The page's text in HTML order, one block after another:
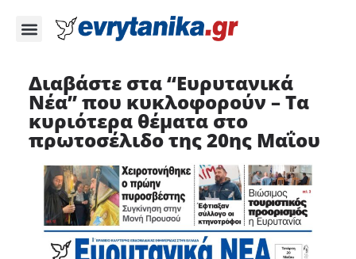
Διαβάστε στα “Ευρυτανικά
Νέα” που κυκλοφορούν – Τα
κυριότερα θέματα στο
πρωτοσέλιδο της 20ης Μαΐου